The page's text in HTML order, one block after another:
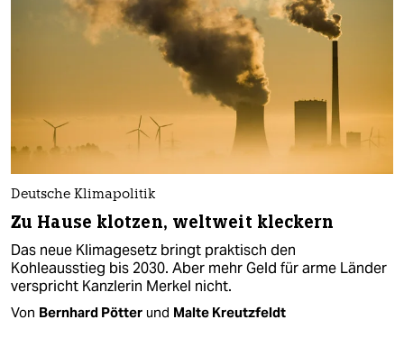
Deutsche Klimapolitik
Zu Hause klotzen, weltweit kleckern
Das neue Klimagesetz bringt praktisch den
Kohleausstieg bis 2030. Aber mehr Geld für arme Länder
verspricht Kanzlerin Merkel nicht.
Von Bernhard Pötter und Malte Kreutzfeldt